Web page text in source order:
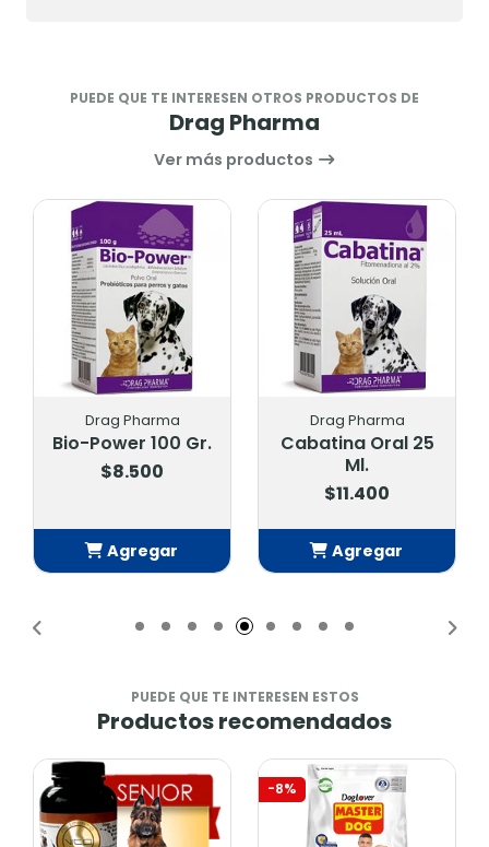
PUEDE QUE TE INTERESEN OTROS PRODUCTOS DE
Drag Pharma
Ver más productos
Drag Pharma
Bio-Power 100 Gr.
$8.500
Agregar
Drag Pharma
Cabatina Oral 25
Ml.
$11.400
Agregar
PUEDE QUE TE INTERESEN ESTOS
Productos recomendados
-8%